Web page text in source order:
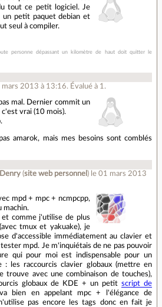
tout ce petit logiciel. Je
un petit paquet debian et
seul à compiler.
personne dépassant un kilomètre de haut doit quitter le
mars 2013 à 13:16. Évalué à 1 .
mal. Dernier commit un
vrai (10 mois).
amarok, mais mes besoins sont comblés
(site web personnel ) le 01 mars 2013
mpd + mpc + ncmpcpp,
machin.
et comme j'utilise de plus
tmux et yakuake), je
d'accessible immédiatement au clavier et
mpd. Je m'inquiétais de ne pas pouvoir
qui pour moi est indispensable pour un
: les raccourcis clavier globaux (mettre en
trouve avec une combinaison de touches),
globaux de KDE + un petitscript de
bien en appelant mpc + l'élégance de
pas encore les tags donc en fait je